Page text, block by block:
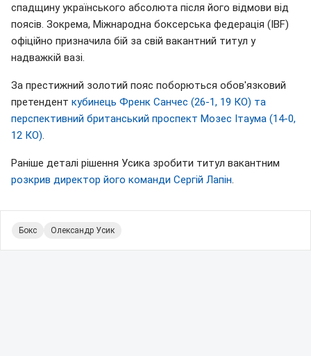
спадщину українського абсолюта після його відмови від
поясів. Зокрема, Міжнародна боксерська федерація (IBF)
офіційно призначила бій за свій вакантний титул у
надважкій вазі.
За престижний золотий пояс поборються обов'язковий
претендент кубинець Френк Санчес (26-1, 19 КО) та
перспективний британський проспект Мозес Ітаума (14-0,
12 КО)
Раніше деталі рішення Усика зробити титул вакантним
розкрив директор його команди Сергій Лапін
Бокс Олександр Усик